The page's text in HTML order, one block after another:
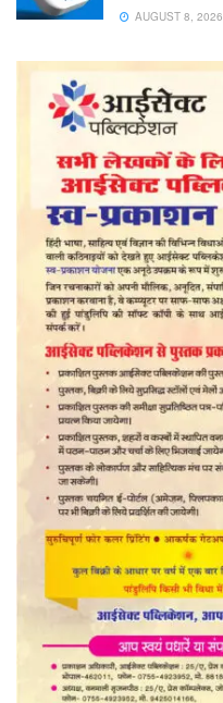
AUGUST 8, 2026